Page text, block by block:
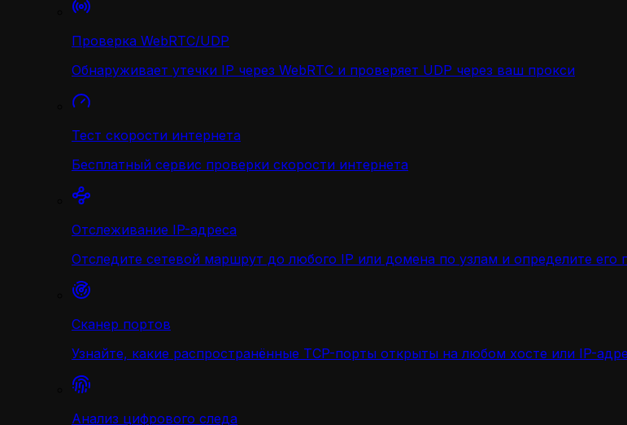
Проверка WebRTC/UDP
Обнаруживает утечки IP через WebRTC и проверяет UDP через ваш прокси
Тест скорости интернета
Бесплатный сервис проверки скорости интернета
Отслеживание IP-адреса
Отследите сетевой маршрут до любого IP или домена по узлам и определите его
Сканер портов
Узнайте, какие распространённые TCP-порты открыты на любом хосте или IP-
Анализ цифрового следа